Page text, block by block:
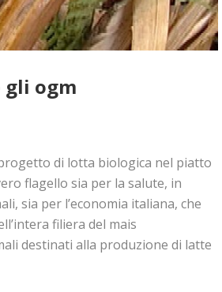
gli ogm
di lotta biologica nel piatto
flagello sia per la salute, in
sia per l’economia italiana, che
filiera del mais
destinati alla produzione di latte